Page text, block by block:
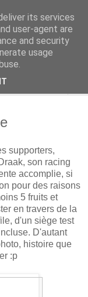
supporters,
son racing
accomplie, si
pour des raisons
5 fruits et
en travers de la
d'un siège test
D'autant
histoire que
:p
its services
user-agent are
and security
usage